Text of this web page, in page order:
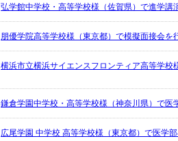
弘学館中学校・高等学校様（佐賀県）で進学講
朋優学院高等学校様（東京都）で模擬面接会を
横浜市立横浜サイエンスフロンティア高等学
鎌倉学園中学校・高等学校様（神奈川県）で医
広尾学園 中学校 高等学校様（東京都）で医学